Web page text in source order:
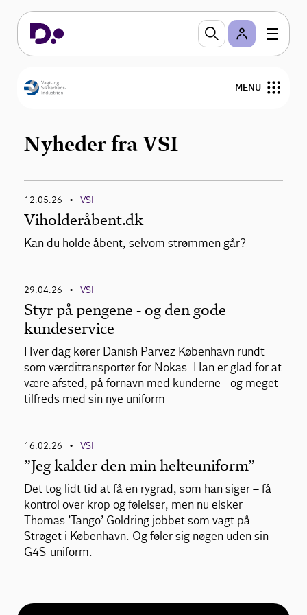
MENU
Om VSI
Nyheder og analyser
Personalejura
Arrangementer
Kontakt
Nyheder og analyser
Hold dig orienteret om, hvad der rører sig i Vagt -
og Sikkerhedsindustrien.
Følg os på LinkedIn
Nyheder fra VSI
12.05.26 • VSI
Viholderåbent.dk
Kan du holde åbent, selvom strømmen går?
29.04.26 • VSI
Styr på pengene - og den gode
kundeservice
Hver dag kører Danish Parvez København rundt
som værditransportør for Nokas. Han er glad for at
være afsted, på fornavn med kunderne - og meget
tilfreds med sin nye uniform
16.02.26 • VSI
”Jeg kalder den min helteuniform”
Det tog lidt tid at få en rygrad, som han siger – få
kontrol over krop og følelser, men nu elsker
Thomas ’Tango’ Goldring jobbet som vagt på
Strøget i København. Og føler sig nøgen uden sin
G4S-uniform.